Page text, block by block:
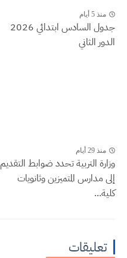
منذ 5 أيام
جدول السادس ابتدائي 2026
الدور الثاني
منذ 29 أيام
وزارة التربية تحدد ضوابط التقديم
إلى مدارس المتميزين وثانويات
كلية...
تعليقات